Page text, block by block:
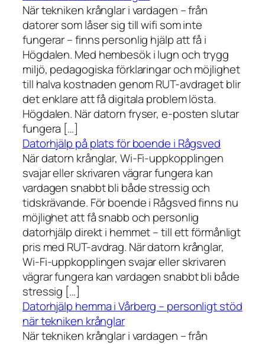
När tekniken krånglar i vardagen – från
datorer som låser sig till wifi som inte
fungerar – finns personlig hjälp att få i
Högdalen. Med hembesök i lugn och trygg
miljö, pedagogiska förklaringar och möjlighet
till halva kostnaden genom RUT-avdraget blir
det enklare att få digitala problem lösta.
Högdalen. När datorn fryser, e-posten slutar
fungera […]
Datorhjälp på plats för boende i Rågsved
När datorn krånglar, Wi-Fi-uppkopplingen
svajar eller skrivaren vägrar fungera kan
vardagen snabbt bli både stressig och
tidskrävande. För boende i Rågsved finns nu
möjlighet att få snabb och personlig
datorhjälp direkt i hemmet – till ett förmånligt
pris med RUT-avdrag. När datorn krånglar,
Wi-Fi-uppkopplingen svajar eller skrivaren
vägrar fungera kan vardagen snabbt bli både
stressig […]
Datorhjälp hemma i Vårberg – personligt stöd
när tekniken krånglar
När tekniken krånglar i vardagen – från